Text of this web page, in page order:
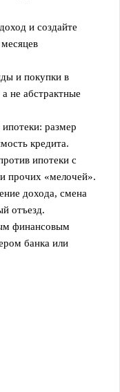
и создайте
и покупки в
не абстрактные
размер
кредита.
ипотеки с
прочих «мелочей».
дохода, смена
отъезд.
финансовым
банка или